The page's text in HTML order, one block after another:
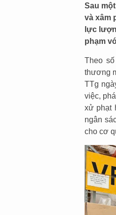
Sau
và xâm
lực
phạm
Theo
thương
TTg
việc,
xử phạt
ngân
cho cơ